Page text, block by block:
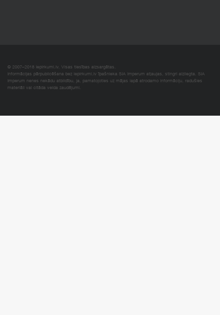
© 2007–2018 Iepirkumi.lv. Visas tiesības aizsargātas.
Informācijas pārpublicēšana bez iepirkumi.lv īpašnieka SIA Imperum atļaujas, stingri aizliegta. SIA
Imperum nenes nekādu atbildību, ja, pamatojoties uz mājas lapā atrodamo informāciju, radušies
materiāli vai citāda veida zaudējumi.